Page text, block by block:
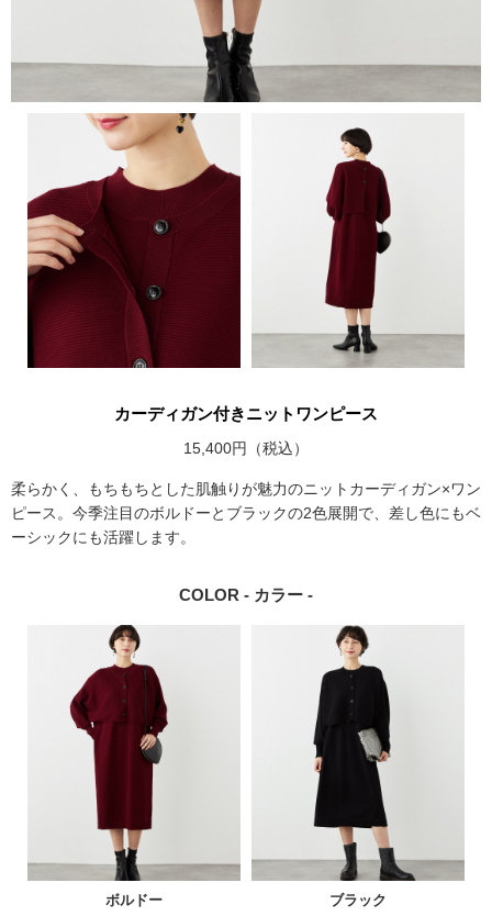
カーディガン付きニットワンピース
15,400円（税込）
柔らかく、もちもちとした肌触りが魅力のニットカーディガン×ワン
ピース。今季注目のボルドーとブラックの2色展開で、差し色にもベ
ーシックにも活躍します。
COLOR - カラー -
ボルドー ブラック